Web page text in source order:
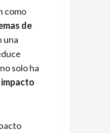
como
de
una
solo ha